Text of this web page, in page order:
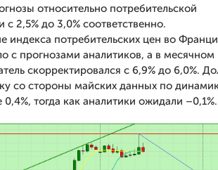
относительно потребительской
2,5% до 3,0% соответственно.
индекса потребительских цен во
с прогнозами аналитиков, а в
скорректировался с 6,9% до 6,0%.
со стороны майских данных по
тогда как аналитики ожидали –0,1%.